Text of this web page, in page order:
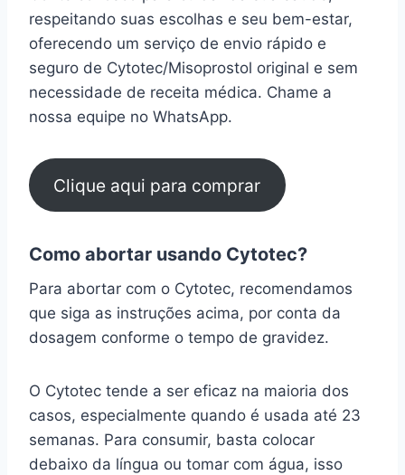
respeitando suas escolhas e seu bem-estar,
oferecendo um serviço de envio rápido e
seguro de Cytotec/Misoprostol original e sem
necessidade de receita médica. Chame a
nossa equipe no WhatsApp.
Clique aqui para comprar
Como abortar usando Cytotec?
Para abortar com o Cytotec, recomendamos
que siga as instruções acima, por conta da
dosagem conforme o tempo de gravidez.
O Cytotec tende a ser eficaz na maioria dos
casos, especialmente quando é usada até 23
semanas. Para consumir, basta colocar
debaixo da língua ou tomar com água, isso